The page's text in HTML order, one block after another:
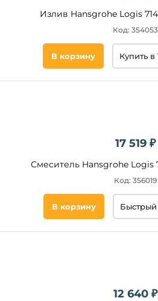
Излив Hansgrohe Logis
Код: 354053
В корзину Купить в
17 519 ₽
Смеситель Hansgrohe Logis
Код: 356019
В корзину Быстрый
12 640 ₽